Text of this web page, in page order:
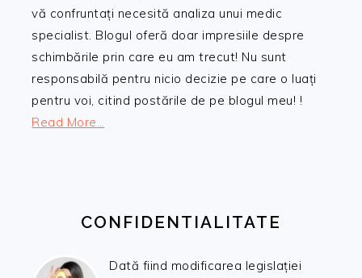
vă confruntați necesită analiza unui medic
specialist. Blogul oferă doar impresiile despre
schimbările prin care eu am trecut! Nu sunt
responsabilă pentru nicio decizie pe care o luați
pentru voi, citind postările de pe blogul meu! !
Read More…
CONFIDENTIALITATE
Dată fiind modificarea legislației